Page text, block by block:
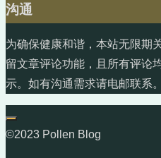
沟通
为确保健康和谐，本站无限期
留文章评论功能，且所有评论
示。如有沟通需求请电邮联系。
©2023 Pollen Blog